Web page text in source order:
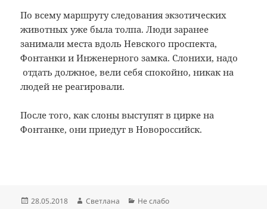
По всему маршруту следования экзотических
животных уже была толпа. Люди заранее
занимали места вдоль Невского проспекта,
Фонтанки и Инженерного замка. Слонихи, надо
отдать должное, вели себя спокойно, никак на
людей не реагировали.
После того, как слоны выступят в цирке на
Фонтанке, они приедут в Новороссийск.
Опубликовано
28.05.2018 Автор
Светлана Рубрики
Не слабо